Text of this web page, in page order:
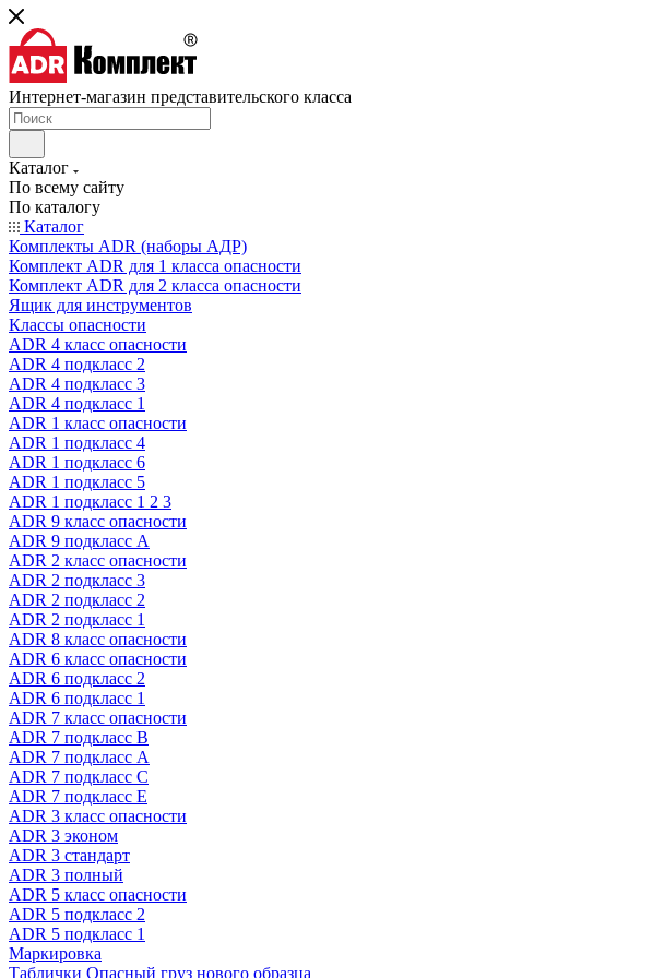
Интернет-магазин представительского класса
Каталог
По всему сайту
По каталогу
Каталог
Комплекты ADR (наборы АДР)
Комплект ADR для 1 класса опасности
Комплект ADR для 2 класса опасности
Ящик для инструментов
Классы опасности
ADR 4 класс опасности
ADR 4 подкласс 2
ADR 4 подкласс 3
ADR 4 подкласс 1
ADR 1 класс опасности
ADR 1 подкласс 4
ADR 1 подкласс 6
ADR 1 подкласс 5
ADR 1 подкласс 1 2 3
ADR 9 класс опасности
ADR 9 подкласс A
ADR 2 класс опасности
ADR 2 подкласс 3
ADR 2 подкласс 2
ADR 2 подкласс 1
ADR 8 класс опасности
ADR 6 класс опасности
ADR 6 подкласс 2
ADR 6 подкласс 1
ADR 7 класс опасности
ADR 7 подкласс B
ADR 7 подкласс A
ADR 7 подкласс C
ADR 7 подкласс E
ADR 3 класс опасности
ADR 3 эконом
ADR 3 стандарт
ADR 3 полный
ADR 5 класс опасности
ADR 5 подкласс 2
ADR 5 подкласс 1
Маркировка
Таблички Опасный груз нового образца